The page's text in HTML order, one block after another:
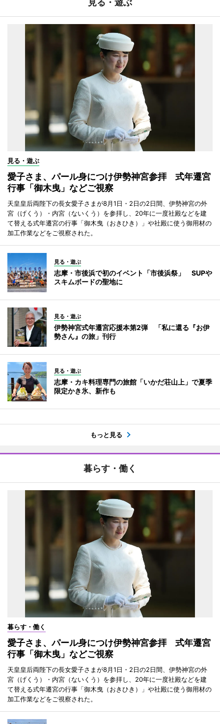
見る・遊ぶ
見る・遊ぶ
愛子さま、パール身につけ伊勢神宮参拝 式年遷宮
行事「御木曳」などご視察
天皇皇后両陛下の長女愛子さまが8月1日・2日の2日間、伊勢神宮の外
宮（げくう）・内宮（ないくう）を参拝し、20年に一度社殿などを建
て替える式年遷宮の行事「御木曳（おきひき）」や社殿に使う御用材の
加工作業などをご視察された。
見る・遊ぶ
志摩・市後浜で初のイベント「市後浜祭」 SUPや
スキムボードの聖地に
見る・遊ぶ
伊勢神宮式年遷宮応援本第2弾 「私に還る『お伊
勢さん』の旅」刊行
見る・遊ぶ
志摩・カキ料理専門の旅館「いかだ荘山上」で夏季
限定かき氷、新作も
もっと見る
暮らす・働く
暮らす・働く
愛子さま、パール身につけ伊勢神宮参拝 式年遷宮
行事「御木曳」などご視察
天皇皇后両陛下の長女愛子さまが8月1日・2日の2日間、伊勢神宮の外
宮（げくう）・内宮（ないくう）を参拝し、20年に一度社殿などを建
て替える式年遷宮の行事「御木曳（おきひき）」や社殿に使う御用材の
加工作業などをご視察された。